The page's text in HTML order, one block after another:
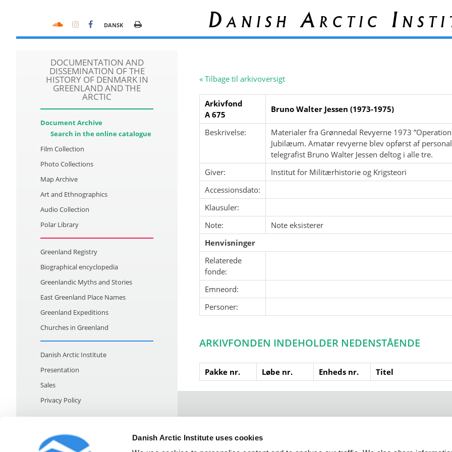
Danish Arctic Institute uses cookies
DANSK
DOCUMENTATION AND
DISSEMINATION OF THE
HISTORY OF DENMARK IN
GREENLAND AND THE
ARCTIC
Document Archive
Search in the online catalogue
Film Collection
Photo Collections
Map Archive
Art and Ethnographics
Audio Collection
Polar Library
Greenland Registry
Biographical encyclopedia
Greenlandic Myths and Stories
East Greenland Place Names
Greenland Expeditions
Churches in Greenland
Danish Arctic Institute
Presentation
Sales
Privacy Policy
Danish Arctic
« Tilbage til arkivoversigt
Arkivfond
A 675
Bruno Walter Jessen (1973-1975)
Beskrivelse:
Materialer fra Grønnedal Revyerne 1973
Jubilæum. Amatør revyerne blev opførst af
telegrafist Bruno Walter Jessen deltog i alle tre.
Giver:
Institut for Militærhistorie og Krigsteori
Accessionsdato:
Klausuler:
Note:
Note eksisterer
Henvisninger
Relaterede
fonde:
Emneord:
Personer:
ARKIVFONDEN INDEHOLDER NEDENSTÅENDE
Pakke nr. Løbe nr. Enheds nr. Titel